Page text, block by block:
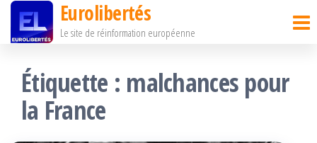
Passer
contenu
Eurolibertés
Le site de réinformation européenne
Étiquette : malchances pour
la France